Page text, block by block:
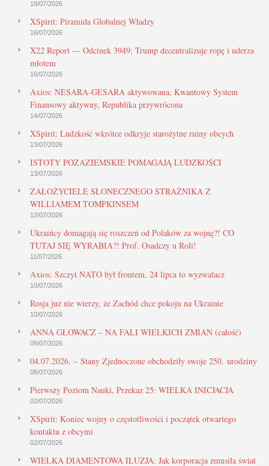
18/07/2026
XSpirit: Piramida Globalnej Władzy
16/07/2026
X22 Report — Odcinek 3949: Trump decentralizuje ropę i uderza
młotem
16/07/2026
Axios: NESARA-GESARA aktywowana, Kwantowy System
Finansowy aktywny, Republika przywrócona
14/07/2026
XSpirit: Ludzkość wkrótce odkryje starożytne ruiny obcych
13/07/2026
ISTOTY POZAZIEMSKIE POMAGAJĄ LUDZKOŚCI
13/07/2026
ZAŁOŻYCIELE SŁONECZNEGO STRAŻNIKA Z
WILLIAMEM TOMPKINSEM
12/07/2026
Ukraińcy domagają się roszczeń od Polaków za wojnę?! CO
TUTAJ SIĘ WYRABIA?! Prof. Osadczy u Roli!
11/07/2026
Axios: Szczyt NATO był frontem, 24 lipca to wyzwalacz
10/07/2026
Rosja już nie wierzy, że Zachód chce pokoju na Ukrainie
10/07/2026
ANNA GŁOWACZ – NA FALI WIELKICH ZMIAN (całość)
09/07/2026
04.07.2026. – Stany Zjednoczone obchodziły swoje 250. urodziny
08/07/2026
Pierwszy Poziom Nauki, Przekaz 25: WIELKA INICJACJA
02/07/2026
XSpirit: Koniec wojny o częstotliwości i początek otwartego
kontaktu z obcymi
02/07/2026
WIELKA DIAMENTOWA ILUZJA: Jak korporacja zmusiła świat